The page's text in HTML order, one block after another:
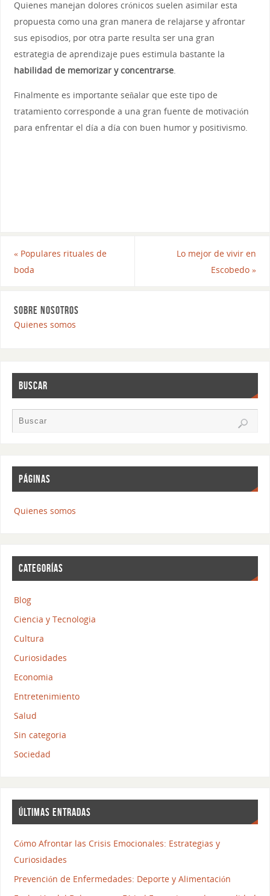
Quienes manejan dolores crónicos suelen asimilar esta
propuesta como una gran manera de relajarse y afrontar
sus episodios, por otra parte resulta ser una gran
estrategia de aprendizaje pues estimula bastante la
habilidad de memorizar y concentrarse.
Finalmente es importante señalar que este tipo de
tratamiento corresponde a una gran fuente de motivación
para enfrentar el día a día con buen humor y positivismo.
«Populares rituales de
boda
Lo mejor de vivir en
Escobedo»
SOBRE NOSOTROS
Quienes somos
BUSCAR
PÁGINAS
Quienes somos
CATEGORÍAS
Blog
Ciencia y Tecnologia
Cultura
Curiosidades
Economia
Entretenimiento
Salud
Sin categoria
Sociedad
ÚLTIMAS ENTRADAS
Cómo Afrontar las Crisis Emocionales: Estrategias y
Curiosidades
Prevención de Enfermedades: Deporte y Alimentación